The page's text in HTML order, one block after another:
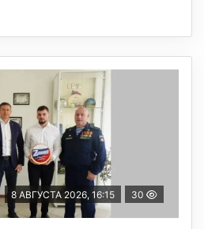
8 АВГУСТА 2026, 16:15 30